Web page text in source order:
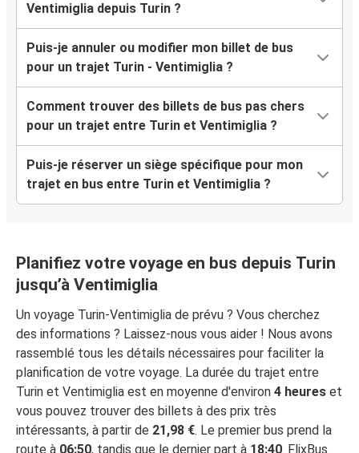
Ventimiglia depuis Turin ?
Puis-je annuler ou modifier mon billet de bus
pour un trajet Turin - Ventimiglia ?
Comment trouver des billets de bus pas chers
pour un trajet entre Turin et Ventimiglia ?
Puis-je réserver un siège spécifique pour mon
trajet en bus entre Turin et Ventimiglia ?
Planifiez votre voyage en bus depuis Turin
jusqu’à Ventimiglia
Un voyage Turin-Ventimiglia de prévu ? Vous cherchez
des informations ? Laissez-nous vous aider ! Nous avons
rassemblé tous les détails nécessaires pour faciliter la
planification de votre voyage. La durée du trajet entre
Turin et Ventimiglia est en moyenne d'environ 4 heures et
vous pouvez trouver des billets à des prix très
intéressants, à partir de 21,98 €. Le premier bus prend la
route à 06:50, tandis que le dernier part à 18:40. FlixBus